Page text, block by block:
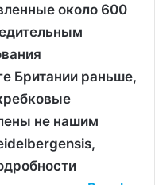
около 600
Британии раньше,
не нашим